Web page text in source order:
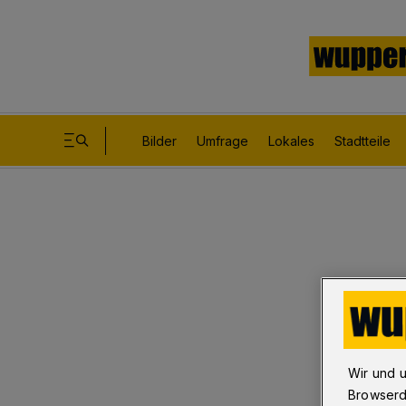
Bilder Umfrage Lokales Stadtteile
Wir und